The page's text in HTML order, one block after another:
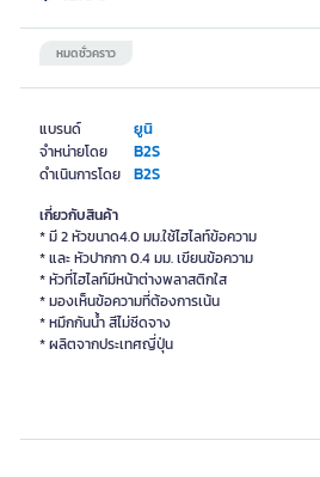
แบรนด์ ยูนิ
จำหน่ายโดย B2S
ดำเนินการโดย B2S
หมดชั่วคราว
เกี่ยวกับสินค้า
* มี 2 หัวขนาด4.0 มม.ใช้ไฮไลท์ข้อความ
* และ หัวปากกา 0.4 มม. เขียนข้อความ
* หัวที่ไฮไลท์มีหน้าต่างพลาสติกใส
* มองเห็นข้อความที่ต้องการเน้น
* หมึกกันน้ำ สีไม่ซีดจาง
* ผลิตจากประเทศญี่ปุ่น